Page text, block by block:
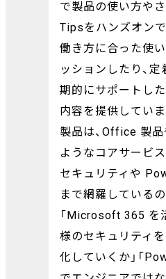
で製品の使い方や
Tipsをハンズオンで
働き方に合った使
ッションしたり、
期的にサポートし
内容を提供してい
製品は、Office 製
ようなコアサービス
セキュリティや
まで網羅しているの
「Microsoft 365 を
様のセキュリティ
化していくか」「